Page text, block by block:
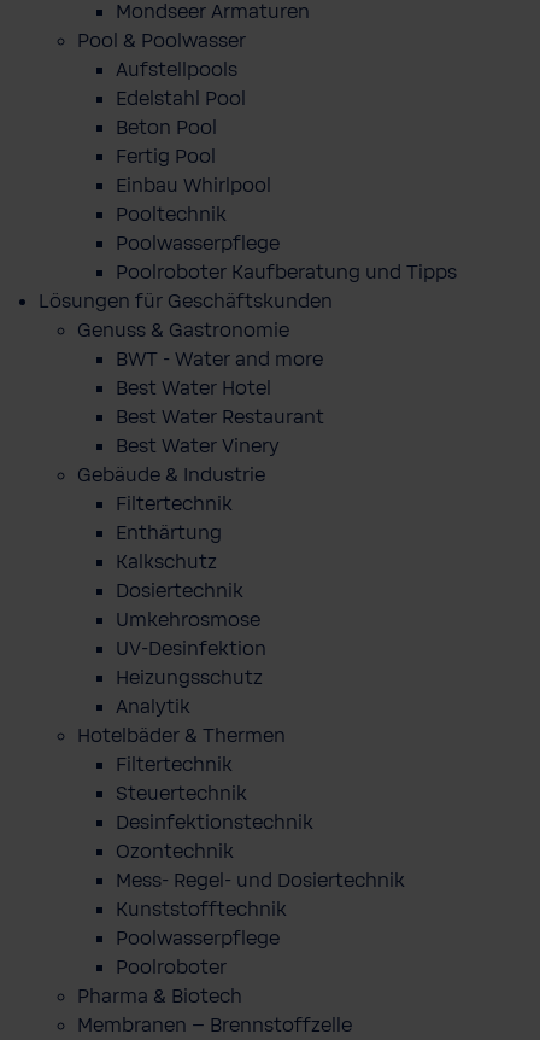
Mondseer Armaturen
Pool & Poolwasser
Aufstellpools
Edelstahl Pool
Beton Pool
Fertig Pool
Einbau Whirlpool
Pooltechnik
Poolwasserpflege
Poolroboter Kaufberatung und Tipps
Lösungen für Geschäftskunden
Genuss & Gastronomie
BWT - Water and more
Best Water Hotel
Best Water Restaurant
Best Water Vinery
Gebäude & Industrie
Filtertechnik
Enthärtung
Kalkschutz
Dosiertechnik
Umkehrosmose
UV-Desinfektion
Heizungsschutz
Analytik
Hotelbäder & Thermen
Filtertechnik
Steuertechnik
Desinfektionstechnik
Ozontechnik
Mess- Regel- und Dosiertechnik
Kunststofftechnik
Poolwasserpflege
Poolroboter
Pharma & Biotech
Membranen – Brennstoffzelle